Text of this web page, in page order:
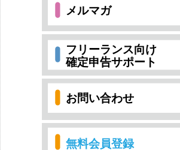
メルマガ
フリーランス向け
確定申告サポート
お問い合わせ
無料会員登録